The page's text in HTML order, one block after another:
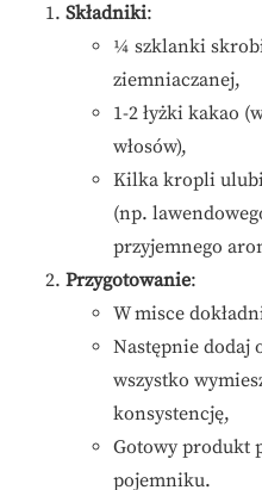
Składniki:
¼ szklanki
ziemniaczanej,
1-2 łyżki kakao
włosów),
Kilka kropli
(np.
przyjemnego
Przygotowanie:
W misce
Następnie dodaj
wszystko
konsystencję,
Gotowy produkt
pojemniku.